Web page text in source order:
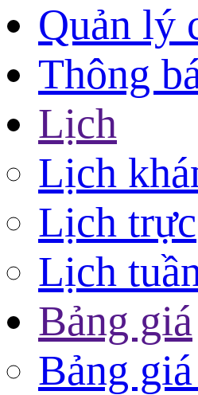
Quản lý
Thông
Lịch
Lịch
Lịch trực
Lịch
Bảng giá
Bảng